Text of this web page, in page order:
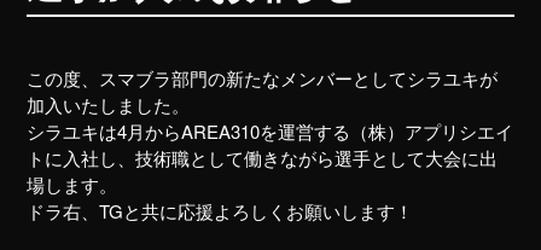
この度、スマブラ部門の新たなメンバーとしてシラユキが
加入いたしました。
シラユキは4月からAREA310を運営する（株）アプリシエイ
トに入社し、技術職として働きながら選手として大会に出
場します。
ドラ右、TGと共に応援よろしくお願いします！